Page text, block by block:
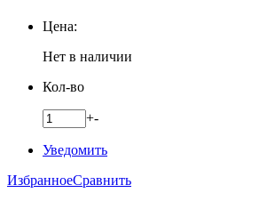
Цена:
Нет в наличии
Кол-во
+-
Уведомить
ИзбранноеСравнить